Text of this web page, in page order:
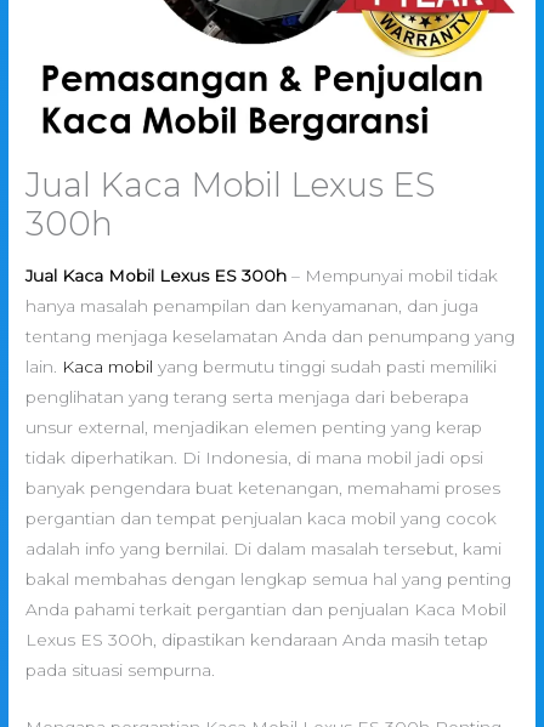
Jual Kaca Mobil Lexus ES
300h
Jual Kaca Mobil Lexus ES 300h – Mempunyai mobil tidak
hanya masalah penampilan dan kenyamanan, dan juga
tentang menjaga keselamatan Anda dan penumpang yang
lain.
Kaca mobil yang bermutu tinggi sudah pasti memiliki
penglihatan yang terang serta menjaga dari beberapa
unsur external, menjadikan elemen penting yang kerap
tidak diperhatikan. Di Indonesia, di mana mobil jadi opsi
banyak pengendara buat ketenangan, memahami proses
pergantian dan tempat penjualan kaca mobil yang cocok
adalah info yang bernilai. Di dalam masalah tersebut, kami
bakal membahas dengan lengkap semua hal yang penting
Anda pahami terkait pergantian dan penjualan Kaca Mobil
Lexus ES 300h, dipastikan kendaraan Anda masih tetap
pada situasi sempurna.